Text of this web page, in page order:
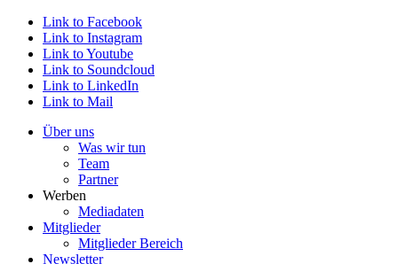
Link to Facebook
Link to Instagram
Link to Youtube
Link to Soundcloud
Link to LinkedIn
Link to Mail
Über uns
Was wir tun
Team
Partner
Werben
Mediadaten
Mitglieder
Mitglieder Bereich
Newsletter